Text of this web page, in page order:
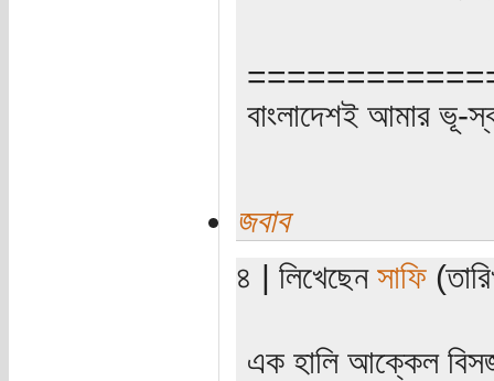
বাংলাদেশই আমার ভূ-
জবাব
৪ | লিখেছেন সাফি
এক হালি আক্কেল